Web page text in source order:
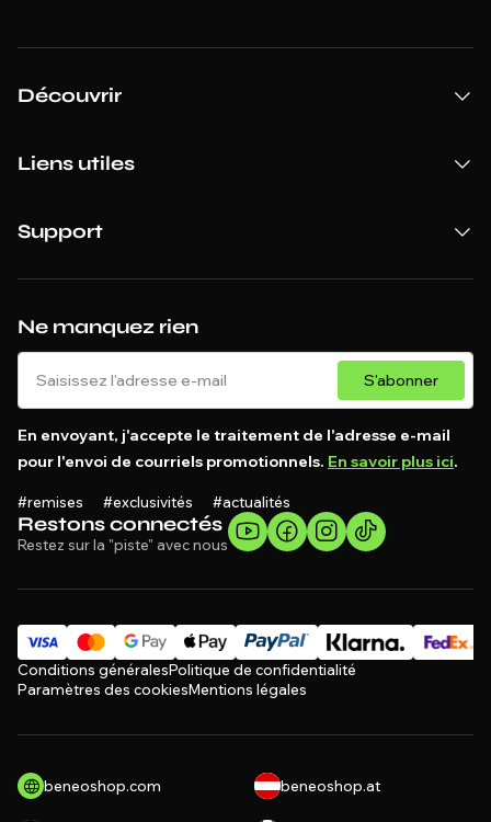
Restons connectés
Restez sur la "piste" avec nous
Ne manquez rien
S'abonner
En envoyant, j'accepte le traitement de l'adresse e-mail
pour l'envoi de courriels promotionnels. En savoir plus ici.
#remises #exclusivités #actualités
Découvrir
Liens utiles
Support
Conditions généralesPolitique de confidentialité
Paramètres des cookiesMentions légales
beneoshop.com beneoshop.at